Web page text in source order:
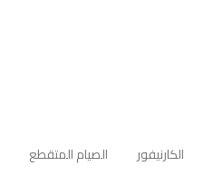
الكارنيفور الصيام المتقطع